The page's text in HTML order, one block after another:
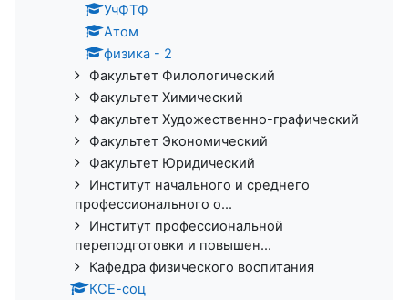
УчФТФ
Атом
физика - 2
Факультет Филологический
Факультет Химический
Факультет Художественно-графический
Факультет Экономический
Факультет Юридический
Институт начального и среднего
профессионального о...
Институт профессиональной
переподготовки и повышен...
Кафедра физического воспитания
КСЕ-соц